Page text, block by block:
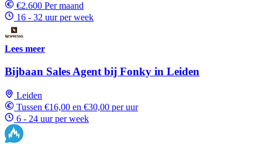
€2.600 Per maand
16 - 32 uur per week
Lees meer
Bijbaan Sales Agent bij Fonky in Leiden
Leiden
Tussen €16,00 en €30,00 per uur
6 - 24 uur per week